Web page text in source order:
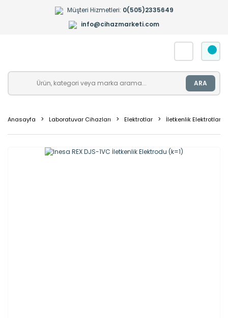
Müşteri Hizmetleri: 0(505)2335649
info@cihazmarketi.com
ARA
Anasayfa Laboratuvar Cihazları Elektrotlar İletkenlik Elektrotları